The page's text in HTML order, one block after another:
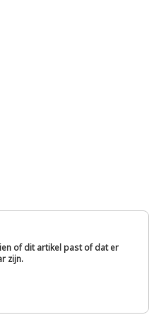
of dit artikel past of dat er
zijn.